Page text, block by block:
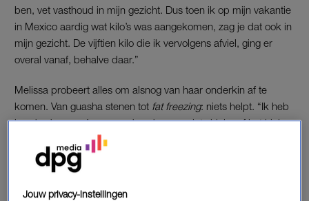
ben, vet vasthoud in mijn gezicht. Dus toen ik op mijn vakantie
in Mexico aardig wat kilo’s was aangekomen, zag je dat ook in
mijn gezicht. De vijftien kilo die ik vervolgens afviel, ging er
overal vanaf, behalve daar.”
Melissa probeert alles om alsnog van haar onderkin af te
komen. Van guasha stenen tot fat freezing: niets helpt. “Ik heb
honderden euro’s gespendeerd, maar niets hielp, of het hielp
maar even. Mijn onderkin bleef me irriteren, maar maakte me
vooral heel erg onzeker. Iedere keer dat ik een foto van mezelf
maakte en aan het Facetunen was, wist ik dat er iets aan
moest gebeuren.”
Jouw privacy-instellingen